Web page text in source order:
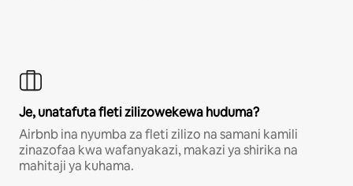
Je, unatafuta fleti zilizowekewa huduma?
Airbnb ina nyumba za fleti zilizo na samani kamili
zinazofaa kwa wafanyakazi, makazi ya shirika na
mahitaji ya kuhama.